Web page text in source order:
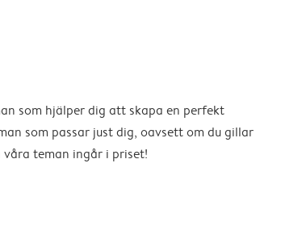
som hjälper dig att skapa en perfekt
som passar just dig, oavsett om du gillar
teman ingår i priset!